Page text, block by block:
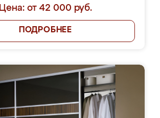
Цена: от 42 000 руб.
ПОДРОБНЕЕ